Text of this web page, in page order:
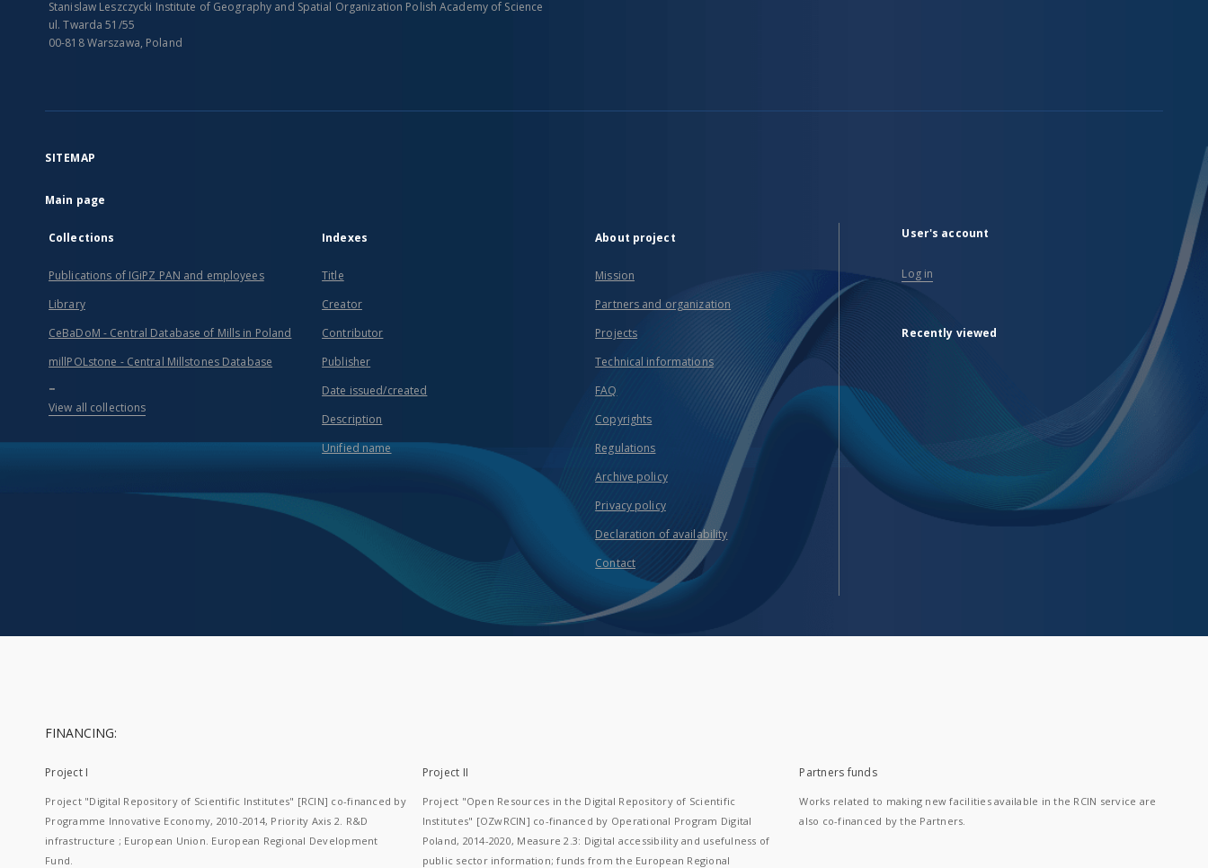
Stanislaw Leszczycki Institute of Geography and Spatial Organization Polish Academy of Science
ul. Twarda 51/55
00-818 Warszawa, Poland
SITEMAP
Main page
Collections
Publications of IGiPZ PAN and employees
Library
CeBaDoM - Central Database of Mills in Poland
millPOLstone - Central Millstones Database
...
View all collections
Indexes
Title
Creator
Contributor
Publisher
Date issued/created
Description
Unified name
About project
Mission
Partners and organization
Projects
Technical informations
FAQ
Copyrights
Regulations
Archive policy
Privacy policy
Declaration of availability
Contact
User's account
Log in
Recently viewed
FINANCING:
Project I
Project "Digital Repository of Scientific Institutes" [RCIN] co-financed by
Programme Innovative Economy, 2010-2014, Priority Axis 2. R&D
infrastructure ; European Union. European Regional Development
Fund.
Project II
Project "Open Resources in the Digital Repository of Scientific
Institutes" [OZwRCIN] co-financed by Operational Program Digital
Poland, 2014-2020, Measure 2.3: Digital accessibility and usefulness of
public sector information; funds from the European Regional
Partners funds
Works related to making new facilities available in the RCIN service are
also co-financed by the Partners.